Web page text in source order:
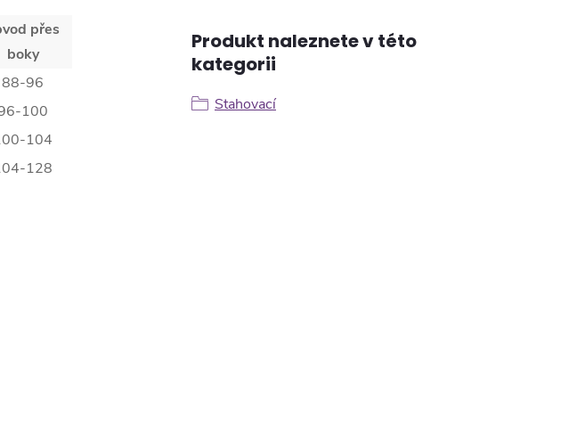
přes
boky
88-96
100
104
128
Produkt naleznete v této
kategorii
Stahovací